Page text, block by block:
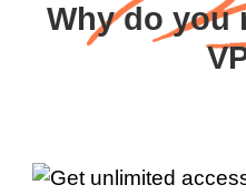
Why do you